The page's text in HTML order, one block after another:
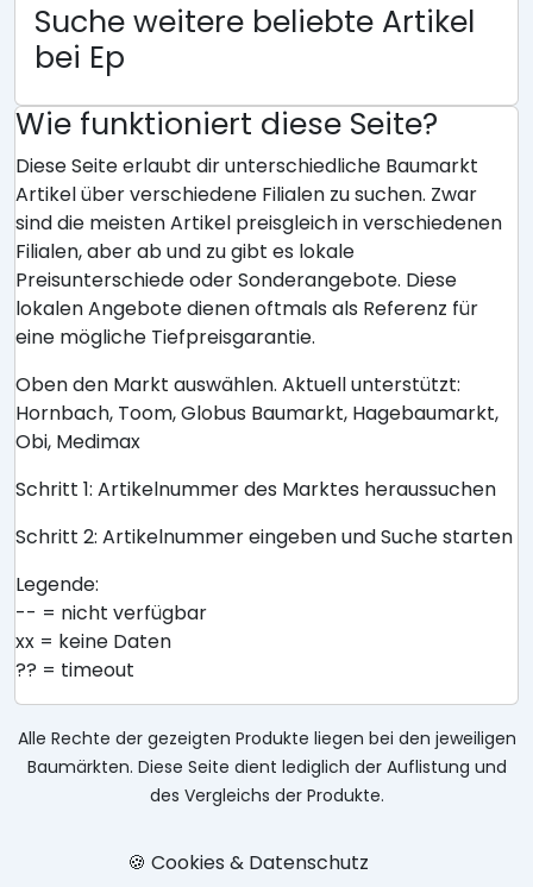
Suche weitere beliebte Artikel
bei Ep
Wie funktioniert diese Seite?
Diese Seite erlaubt dir unterschiedliche Baumarkt
Artikel über verschiedene Filialen zu suchen. Zwar
sind die meisten Artikel preisgleich in verschiedenen
Filialen, aber ab und zu gibt es lokale
Preisunterschiede oder Sonderangebote. Diese
lokalen Angebote dienen oftmals als Referenz für
eine mögliche Tiefpreisgarantie.
Oben den Markt auswählen. Aktuell unterstützt:
Hornbach, Toom, Globus Baumarkt, Hagebaumarkt,
Obi, Medimax
Schritt 1: Artikelnummer des Marktes heraussuchen
Schritt 2: Artikelnummer eingeben und Suche starten
Legende:
-- = nicht verfügbar
xx = keine Daten
?? = timeout
Alle Rechte der gezeigten Produkte liegen bei den jeweiligen
Baumärkten. Diese Seite dient lediglich der Auflistung und
des Vergleichs der Produkte.
🍪 Cookies & Datenschutz